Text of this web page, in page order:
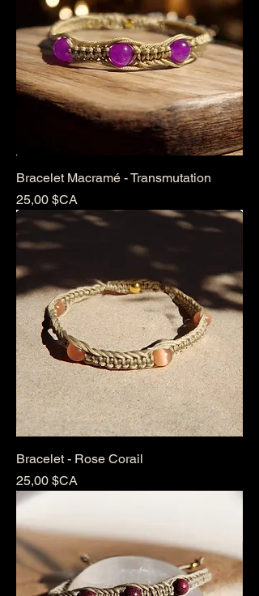
Bracelet Macramé - Transmutation
Prix
25,00 $CA
Bracelet - Rose Corail
Prix
25,00 $CA